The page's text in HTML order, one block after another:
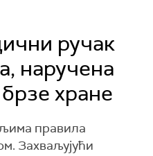
ручак
наручена
хране
правила
Захваљујући